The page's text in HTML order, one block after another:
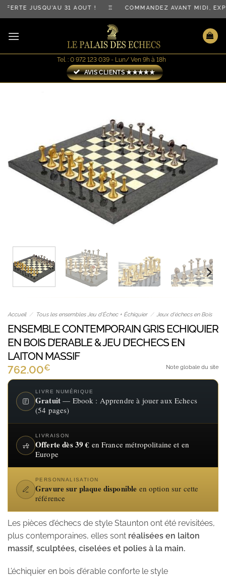
Passer
au
contenu
JUSQU'AU 31 AOÛT ! ♖ COMMANDEZ AVANT MIDI,
Tel. : 0 972 123 039 - Lun/ Ven 9h à 18h
AVIS CLIENTS ★★★★★
Accueil / Tous les ensembles Jeu d’Échec + Échiquier / Jeux d'échecs en Bois
ENSEMBLE CONTEMPORAIN GRIS ECHIQUIER
EN BOIS D’ERABLE & JEU D’ECHECS EN
LAITON MASSIF
762.00€ Note globale du site
LIVRE NUMÉRIQUE
Gratuit — Ebook : Apprendre à jouer aux Echecs
(54 pages)
LIVRAISON
Offerte dès 39 € en France métropolitaine et en
Europe
PERSONNALISATION
Gravure sur plaque disponible en option sur cette
référence
Les pièces d’échecs de style Staunton ont été revisitées,
plus contemporaines, elles sont réalisées en laiton
massif, sculptées, ciselées et polies à la main.
L’échiquier en bois d’érable conforte le style